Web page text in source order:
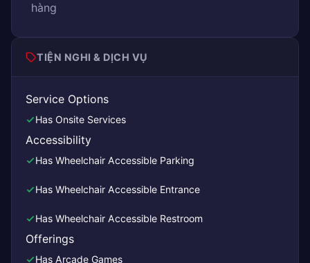
hàng
TIỆN NGHI & DỊCH VỤ
Service Options
Has Onsite Services
Accessibility
Has Wheelchair Accessible Parking
Has Wheelchair Accessible Entrance
Has Wheelchair Accessible Restroom
Offerings
Has Arcade Games